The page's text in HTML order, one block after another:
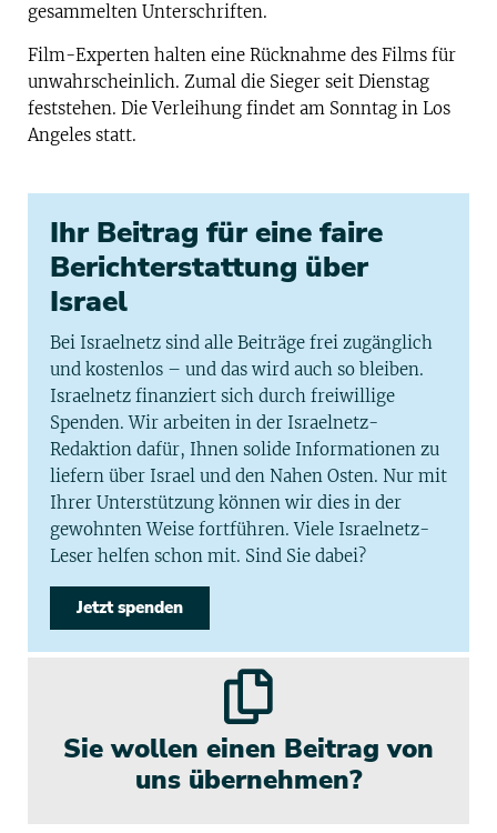
gesammelten Unterschriften.
Film-Experten halten eine Rücknahme des Films für
unwahrscheinlich. Zumal die Sieger seit Dienstag
feststehen. Die Verleihung findet am Sonntag in Los
Angeles statt.
Ihr Beitrag für eine faire
Berichterstattung über
Israel
Bei Israelnetz sind alle Beiträge frei zugänglich
und kostenlos – und das wird auch so bleiben.
Israelnetz finanziert sich durch freiwillige
Spenden. Wir arbeiten in der Israelnetz-
Redaktion dafür, Ihnen solide Informationen zu
liefern über Israel und den Nahen Osten. Nur mit
Ihrer Unterstützung können wir dies in der
gewohnten Weise fortführen. Viele Israelnetz-
Leser helfen schon mit. Sind Sie dabei?
Jetzt spenden
Sie wollen einen Beitrag von
uns übernehmen?